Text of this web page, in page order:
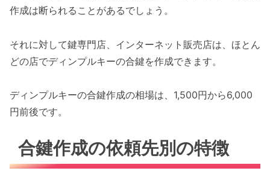
作成は断られることがあるでしょう。
それに対して鍵専門店、インターネット販売店は、ほとん
どの店でディンプルキーの合鍵を作成できます。
ディンプルキーの合鍵作成の相場は、1,500円から6,000
円前後です。
合鍵作成の依頼先別の特徴